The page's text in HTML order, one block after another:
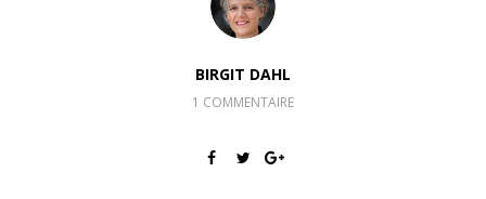
BIRGIT DAHL
1 COMMENTAIRE